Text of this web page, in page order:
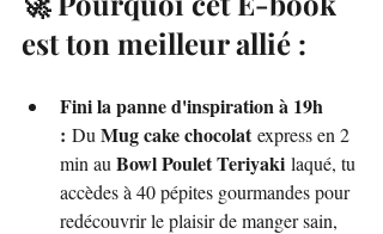
est ton meilleur allié :
Fini la panne d'inspiration à 19h
: Du Mug cake chocolat express en 2
min au Bowl Poulet Teriyaki laqué, tu
accèdes à 40 pépites gourmandes pour
redécouvrir le plaisir de manger sain,